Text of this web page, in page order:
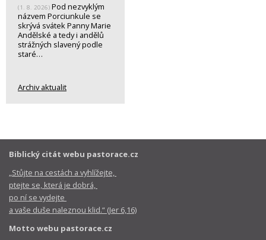
(1. 8. 2026) Pod nezvyklým
názvem Porciunkule se
skrývá svátek Panny Marie
Andělské a tedy i andělů
strážných slavený podle
staré…
Archiv aktualit
Biblický citát webu pastorace.cz
„Stůjte na cestách a vyhlížejte,
ptejte se, která je dobrá,
po ní se vydejte
a vaše duše naleznou klid.“ (Jer 6,16)
Motto webu pastorace.cz